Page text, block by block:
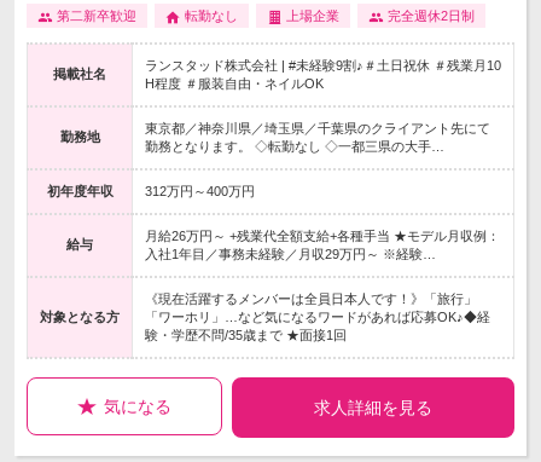
第二新卒歓迎 転勤なし 上場企業 完全週休2日制
掲載社名
ランスタッド株式会社 | #未経験9割♪＃土日祝休 ＃残業月10
H程度 ＃服装自由・ネイルOK
勤務地
東京都／神奈川県／埼玉県／千葉県のクライアント先にて
勤務となります。 ◇転勤なし ◇一都三県の大手…
初年度年収 312万円～400万円
給与
月給26万円～ +残業代全額支給+各種手当 ★モデル月収例：
入社1年目／事務未経験／月収29万円～ ※経験…
対象となる方
《現在活躍するメンバーは全員日本人です！》「旅行」
「ワーホリ」…など気になるワードがあれば応募OK♪◆経
験・学歴不問/35歳まで ★面接1回
気になる 求人詳細を見る